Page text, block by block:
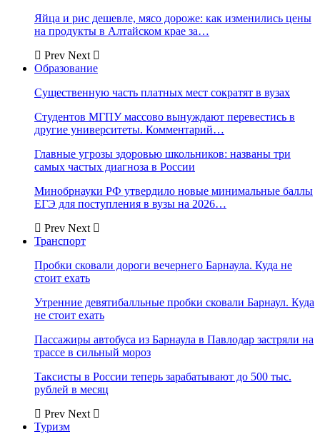
Яйца и рис дешевле, мясо дороже: как изменились цены
на продукты в Алтайском крае за…
Prev Next
Образование
Существенную часть платных мест сократят в вузах
Студентов МГПУ массово вынуждают перевестись в
другие университеты. Комментарий…
Главные угрозы здоровью школьников: названы три
самых частых диагноза в России
Минобрнауки РФ утвердило новые минимальные баллы
ЕГЭ для поступления в вузы на 2026…
Prev Next
Транспорт
Пробки сковали дороги вечернего Барнаула. Куда не
стоит ехать
Утренние девятибалльные пробки сковали Барнаул. Куда
не стоит ехать
Пассажиры автобуса из Барнаула в Павлодар застряли на
трассе в сильный мороз
Таксисты в России теперь зарабатывают до 500 тыс.
рублей в месяц
Prev Next
Туризм